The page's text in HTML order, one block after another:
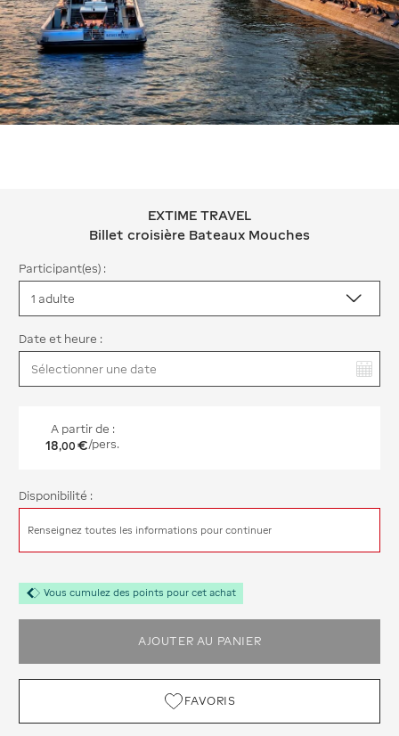
EXTIME TRAVEL Billet croisière
EXTIME TRAVEL
Billet croisière Bateaux Mouches
Participant(es) :
Date et heure :
A partir de :
18,00 €/pers.
Disponibilité :
Renseignez toutes les informations pour continuer
Vous cumulez des points pour cet achat
AJOUTER AU PANIER
FAVORIS